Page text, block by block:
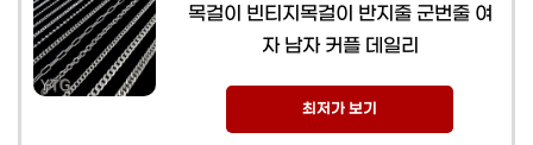
목걸이 빈티지목걸이 반지줄 군번줄 여
자 남자 커플 데일리
최저가 보기